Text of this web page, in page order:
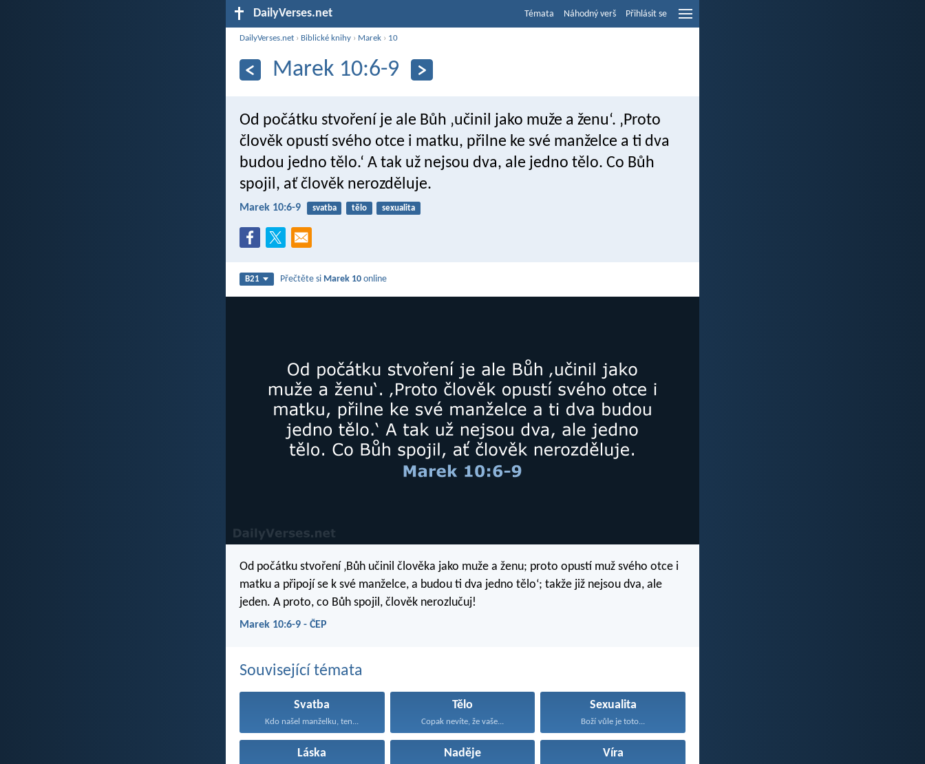
DailyVerses.net Témata Náhodný verš Přihlásit se
DailyVerses.net › Biblické knihy › Marek › 10
Marek 10:6-9
Od počátku stvoření je ale Bůh ‚učinil jako muže a ženu‘. ‚Proto
člověk opustí svého otce i matku, přilne ke své manželce a ti dva
budou jedno tělo.‘ A tak už nejsou dva, ale jedno tělo. Co Bůh
spojil, ať člověk nerozděluje.
Marek 10:6-9 svatba tělo sexualita
B21 Přečtěte si Marek 10 online
Od počátku stvoření ‚Bůh učinil člověka jako muže a ženu; proto opustí muž svého otce i
matku a připojí se k své manželce, a budou ti dva jedno tělo‘; takže již nejsou dva, ale
jeden. A proto, co Bůh spojil, člověk nerozlučuj!
Marek 10:6-9 - ČEP
Související témata
Svatba
Kdo našel manželku, ten...
Tělo
Copak nevíte, že vaše...
Sexualita
Boží vůle je toto...
Láska Naděje Víra